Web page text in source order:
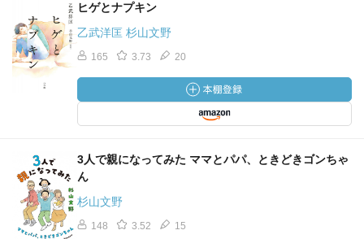
ヒゲとナプキン
乙武洋匡 杉山文野
165 3.73 20
3人で親になってみた ママとパパ、ときどきゴンちゃ
ん
杉山文野
148 3.52 15